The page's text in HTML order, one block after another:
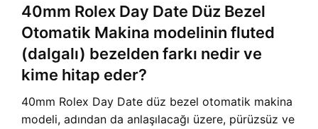
40mm Rolex Day Date Düz Bezel
Otomatik Makina modelinin fluted
(dalgalı) bezelden farkı nedir ve
kime hitap eder?
40mm Rolex Day Date düz bezel otomatik makina
modeli, adından da anlaşılacağı üzere, pürüzsüz ve